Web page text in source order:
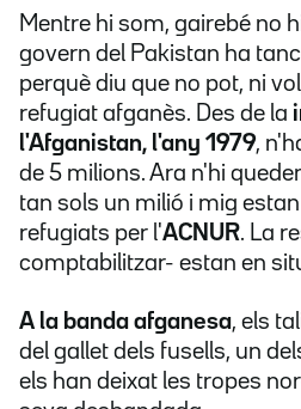
Mentre hi som, gairebé no
govern del Pakistan ha
perquè diu que no pot, ni
refugiat afganès. Des de la
l'Afganistan, l'any 1979,
de 5 milions. Ara n'hi
tan sols un milió i mig
refugiats per l'ACNUR. La
comptabilitzar- estan en
A la banda afganesa, els
del gallet dels fusells, un
els han deixat les tropes